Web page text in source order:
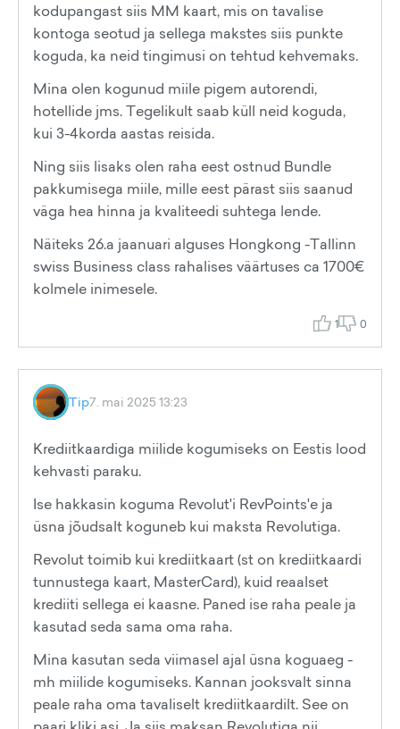
kodupangast siis MM kaart, mis on tavalise
kontoga seotud ja sellega makstes siis punkte
koguda, ka neid tingimusi on tehtud kehvemaks.
Mina olen kogunud miile pigem autorendi,
hotellide jms. Tegelikult saab küll neid koguda,
kui 3-4korda aastas reisida.
Ning siis lisaks olen raha eest ostnud Bundle
pakkumisega miile, mille eest pärast siis saanud
väga hea hinna ja kvaliteedi suhtega lende.
Näiteks 26.a jaanuari alguses Hongkong -Tallinn
swiss Business class rahalises väärtuses ca 1700€
kolmele inimesele.
1 0
Tip7. mai 2025 13:23
Krediitkaardiga miilide kogumiseks on Eestis lood
kehvasti paraku.
Ise hakkasin koguma Revolut'i RevPoints'e ja
üsna jõudsalt koguneb kui maksta Revolutiga.
Revolut toimib kui krediitkaart (st on krediitkaardi
tunnustega kaart, MasterCard), kuid reaalset
krediiti sellega ei kaasne. Paned ise raha peale ja
kasutad seda sama oma raha.
Mina kasutan seda viimasel ajal üsna koguaeg -
mh miilide kogumiseks. Kannan jooksvalt sinna
peale raha oma tavaliselt krediitkaardilt. See on